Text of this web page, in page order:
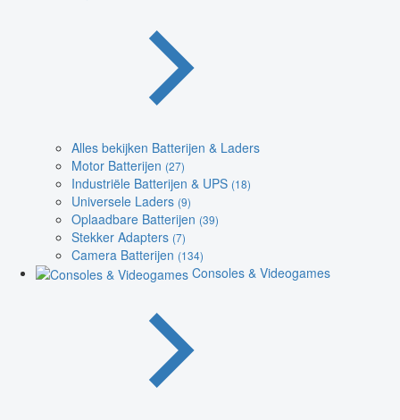
Alles bekijken Batterijen & Laders
Motor Batterijen (27)
Industriële Batterijen & UPS (18)
Universele Laders (9)
Oplaadbare Batterijen (39)
Stekker Adapters (7)
Camera Batterijen (134)
Consoles & Videogames